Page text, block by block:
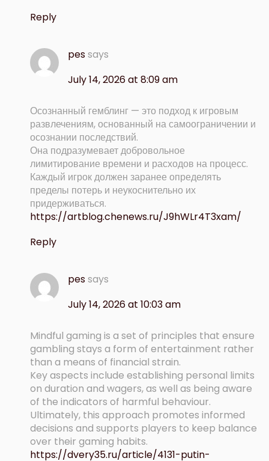
Reply
pessays
July 14, 2026 at 8:09 am
Осознанный гемблинг — это подход к игровым
развлечениям, основанный на самоограничении и
осознании последствий.
Она подразумевает добровольное
лимитирование времени и расходов на процесс.
Каждый игрок должен заранее определять
пределы потерь и неукоснительно их
придерживаться.
https://artblog.chenews.ru/J9hWLr4T3xam/
Reply
pessays
July 14, 2026 at 10:03 am
Mindful gaming is a set of principles that ensure
gambling stays a form of entertainment rather
than a means of financial strain.
Key aspects include establishing personal limits
on duration and wagers, as well as being aware
of the indicators of harmful behaviour.
Ultimately, this approach promotes informed
decisions and supports players to keep balance
over their gaming habits.
https://dvery35.ru/article/4131-putin-